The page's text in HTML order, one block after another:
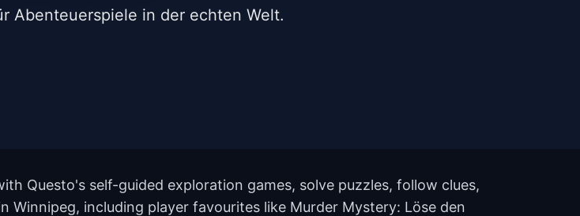
Abenteuerspiele in der echten Welt.
Questo's self-guided exploration games, solve puzzles, follow clues,
Winnipeg, including player favourites like Murder Mystery: Löse den